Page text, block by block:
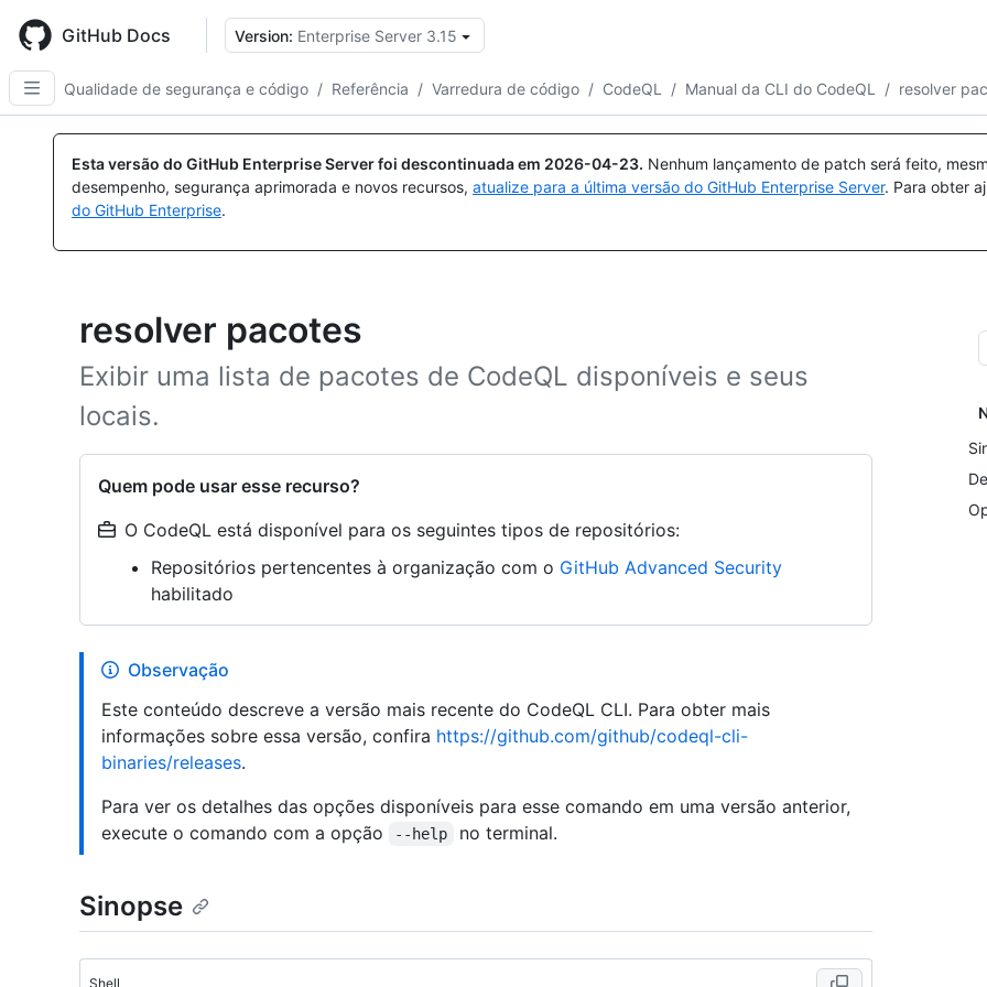
main
content
GitHub Docs Version: Enterprise Server 3.15
Qualidade de segurança e código / Referência / Varredura de código / CodeQL / Manual da CLI do CodeQL / resolver
Esta versão do GitHub Enterprise Server foi descontinuada em 2026-04-23. Nenhum lançamento de patch será feito,
desempenho, segurança aprimorada e novos recursos, atualize para a última versão do GitHub Enterprise Server. Para obter
do GitHub Enterprise.
resolver pacotes
Exibir uma lista de pacotes de CodeQL disponíveis e seus
locais.
Quem pode usar esse recurso?
O CodeQL está disponível para os seguintes tipos de repositórios:
Repositórios pertencentes à organização com o GitHub Advanced Security
habilitado
Observação
Este conteúdo descreve a versão mais recente do CodeQL CLI. Para obter mais
informações sobre essa versão, confira https://github.com/github/codeql-cli-
binaries/releases.
Para ver os detalhes das opções disponíveis para esse comando em uma versão anterior,
execute o comando com a opção
--help no terminal.
Sinopse
Shell